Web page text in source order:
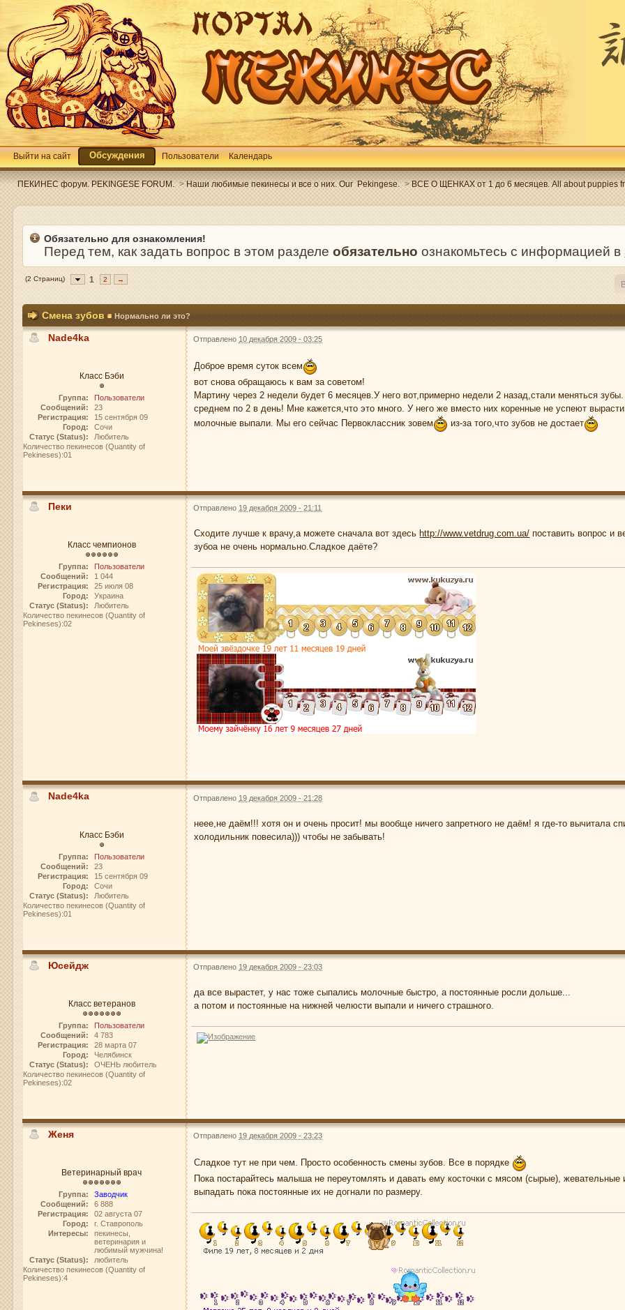
Выйти на сайт Обсуждения Пользователи Календарь
ПЕКИНЕС форум. PEKINGESE FORUM. > Наши любимые пекинесы и все о них. Our Pekingese. > ВСЕ О ЩЕНКАХ от 1 до 6 месяцев. All about puppies
Обязательно для ознакомления!
Перед тем, как задать вопрос в этом разделеобязательно ознакомьтесь с информацией в
(2 Страниц) 1 2 →
Смена зубов Нормально ли это?
Nade4ka
Класс Бэби
Группа:
Пользователи
Сообщений:
23
Регистрация:
15 сентября 09
Город:
Сочи
Статус (Status):
Любитель
Количество пекинесов (Quantity of
Pekineses):01
Отправлено 10 декабря 2009 - 03:25
Доброе время суток всем
вот снова обращаюсь к вам за советом!
Мартину через 2 недели будет 6 месяцев.У него вот,примерно недели 2 назад,стали меняться
среднем по 2 в день! Мне кажется,что это много. У него же вместо них коренные не успеют
молочные выпали. Мы его сейчас Первоклассник зовем
из-за того,что зубов не достает
Пеки
Класс чемпионов
Группа:
Пользователи
Сообщений:
1 044
Регистрация:
25 июля 08
Город:
Украина
Статус (Status):
Любитель
Количество пекинесов (Quantity of
Pekineses):02
Отправлено 19 декабря 2009 - 21:11
Сходите лучше к врачу,а можете сначала вот здесь http://www.vetdrug.com.ua/ поставить вопрос и
зубоа не очень нормально.Сладкое даёте?
Nade4ka
Класс Бэби
Группа:
Пользователи
Сообщений:
23
Регистрация:
15 сентября 09
Город:
Сочи
Статус (Status):
Любитель
Количество пекинесов (Quantity of
Pekineses):01
Отправлено 19 декабря 2009 - 21:28
неее,не даём!!! хотя он и очень просит! мы вообще ничего запретного не даём! я где-то вычитала
холодильник повесила))) чтобы не забывать!
Юсейдж
Класс ветеранов
Группа:
Пользователи
Сообщений:
4 783
Регистрация:
28 марта 07
Город:
Челябинск
Статус (Status):
ОЧЕНЬ любитель
Количество пекинесов (Quantity of
Pekineses):02
Отправлено 19 декабря 2009 - 23:03
да все вырастет, у нас тоже сыпались молочные быстро, а постоянные росли дольше...
а потом и постоянные на нижней челюсти выпали и ничего страшного.
Женя
Ветеринарный врач
Группа:
Заводчик
Сообщений:
6 888
Регистрация:
02 августа 07
Город:
г. Ставрополь
Интересы:
пекинесы,
ветеринария и
любимый мужчина!
Статус (Status):
любитель
Количество пекинесов (Quantity of
Pekineses):4
Отправлено 19 декабря 2009 - 23:23
Сладкое тут не при чем. Просто особенность смены зубов. Все в порядке
Пока постарайтесь малыша не переутомлять и давать ему косточки с мясом (сырые),
выпадать пока постоянные их не догнали по размеру.